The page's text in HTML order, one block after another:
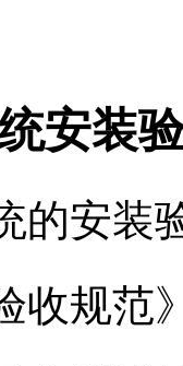
安装
的安装
收规范